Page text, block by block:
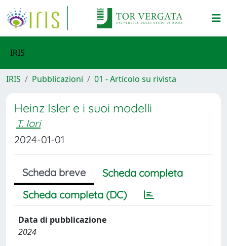
IRIS
IRIS Pubblicazioni 01 - Articolo su rivista
Heinz Isler e i suoi modelli
T. Iori
2024-01-01
Scheda breve
Scheda completa
Scheda completa (DC)
Data di pubblicazione
2024